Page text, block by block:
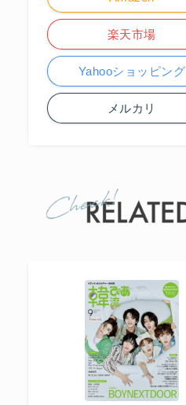
楽天市場
Yahooショッピング
メルカリ